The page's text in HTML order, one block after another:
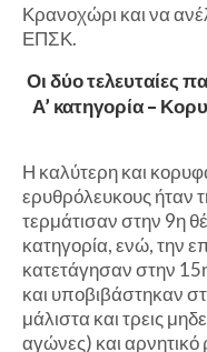
Κρανοχώρι και να
ΕΠΣΚ.
Οι δύο τελευταίες
Α’ κατηγορία –
Η καλύτερη και
ερυθρόλευκους ήταν
τερμάτισαν στην 9η
κατηγορία, ενώ, την
κατετάγησαν στην
και υποβιβάστηκαν
μάλιστα και τρεις
αγώνες) και